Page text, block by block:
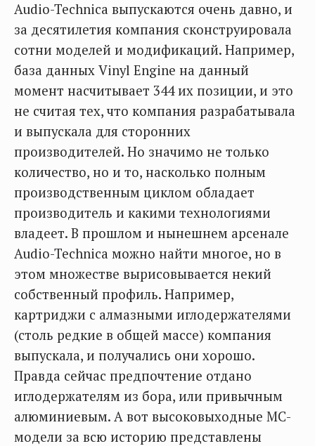
Audio-Technica выпускаются очень давно, и
за десятилетия компания сконструировала
сотни моделей и модификаций. Например,
база данных Vinyl Engine на данный
момент насчитывает 344 их позиции, и это
не считая тех, что компания разрабатывала
и выпускала для сторонних
производителей. Но значимо не только
количество, но и то, насколько полным
производственным циклом обладает
производитель и какими технологиями
владеет. В прошлом и нынешнем арсенале
Audio-Technica можно найти многое, но в
этом множестве вырисовывается некий
собственный профиль. Например,
картриджи с алмазными иглодержателями
(столь редкие в общей массе) компания
выпускала, и получались они хорошо.
Правда сейчас предпочтение отдано
иглодержателям из бора, или привычным
алюминиевым. А вот высоковыходные МС-
модели за всю историю представлены